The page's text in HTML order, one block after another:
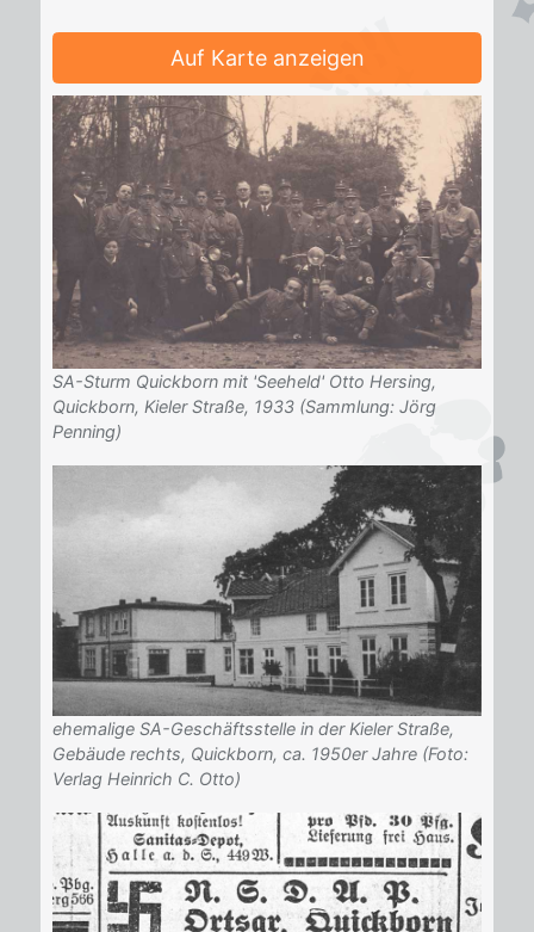
Auf Karte anzeigen
SA-Sturm Quickborn mit 'Seeheld' Otto Hersing,
Quickborn, Kieler Straße, 1933 (Sammlung: Jörg
Penning)
ehemalige SA-Geschäftsstelle in der Kieler Straße,
Gebäude rechts, Quickborn, ca. 1950er Jahre (Foto:
Verlag Heinrich C. Otto)